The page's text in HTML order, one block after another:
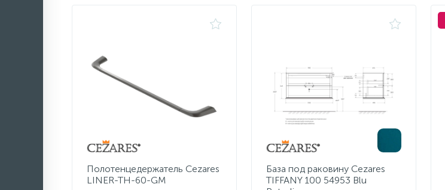
Полотенцедержатель Cezares
LINER-TH-60-GM
База под раковину Cezares
TIFFANY 100 54953 Blu